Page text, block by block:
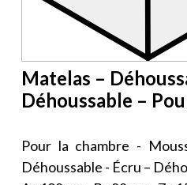
Matelas –
Déhoussable –
Pour la chambre -
Déhoussable - Écru –